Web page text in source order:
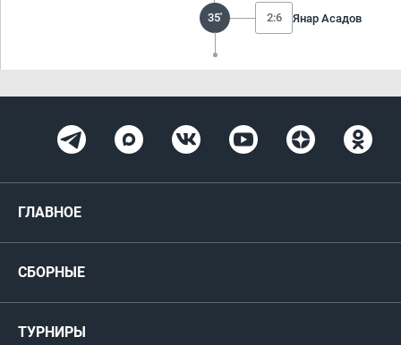
35' 2:6 Янар Асадов
ГЛАВНОЕ
Карта болельщика
СБОРНЫЕ
ТУРНИРЫ